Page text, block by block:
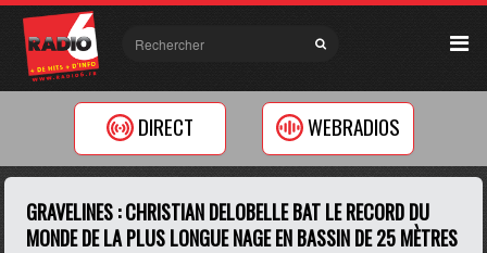
DIRECT WEBRADIOS
GRAVELINES : CHRISTIAN DELOBELLE BAT LE RECORD DU
MONDE DE LA PLUS LONGUE NAGE EN BASSIN DE 25 MÈTRES